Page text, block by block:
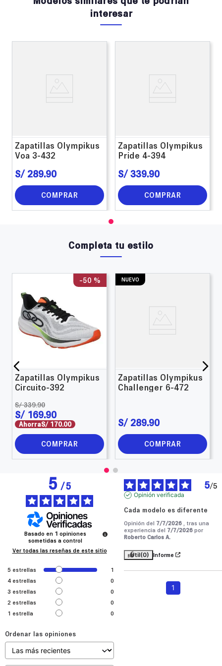
interesar
Zapatillas Olympikus
Voa 3-432
S/ 289.90
COMPRAR
Zapatillas Olympikus
Pride 4-394
S/ 339.90
COMPRAR
Completa tu estilo
-50 %
Zapatillas Olympikus
Circuito-392
S/ 339.90
S/ 169.90
AhorraS/ 170.00
COMPRAR
NUEVO
Zapatillas Olympikus
Challenger 6-472
S/ 289.90
COMPRAR
5/5
Basado en 1 opiniones
sometidas a control
Ver todas las reseñas de este sitio
5 estrellas
1
4 estrellas
0
3 estrellas
0
2 estrellas
0
1 estrella 0
Ordenar las opiniones
5/5
Opinión verificada
Cada modelo es diferente
Opinión del 7/7/2026
, tras una
experiencia del 7/7/2026 por
Roberto Carlos A.
Útil(0) Informe
1